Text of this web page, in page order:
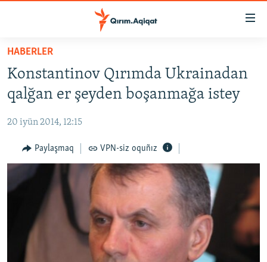
Esas
qaytmaq
Baş
navigatsiyağa
qaytmaq
qaytmaq
SİYASET
İQTİSADİYAT
CEMİYET
MEDENİYET
İNSAN AQLARI
VİDEO
SÜRET
BLOGLAR
FİKİR
HABERLER
Konstantinov Qırımda Ukrainadan
qalğan er şeyden boşanmağa istey
20 iyün 2014, 12:15
Paylaşmaq VPN-siz oquñız